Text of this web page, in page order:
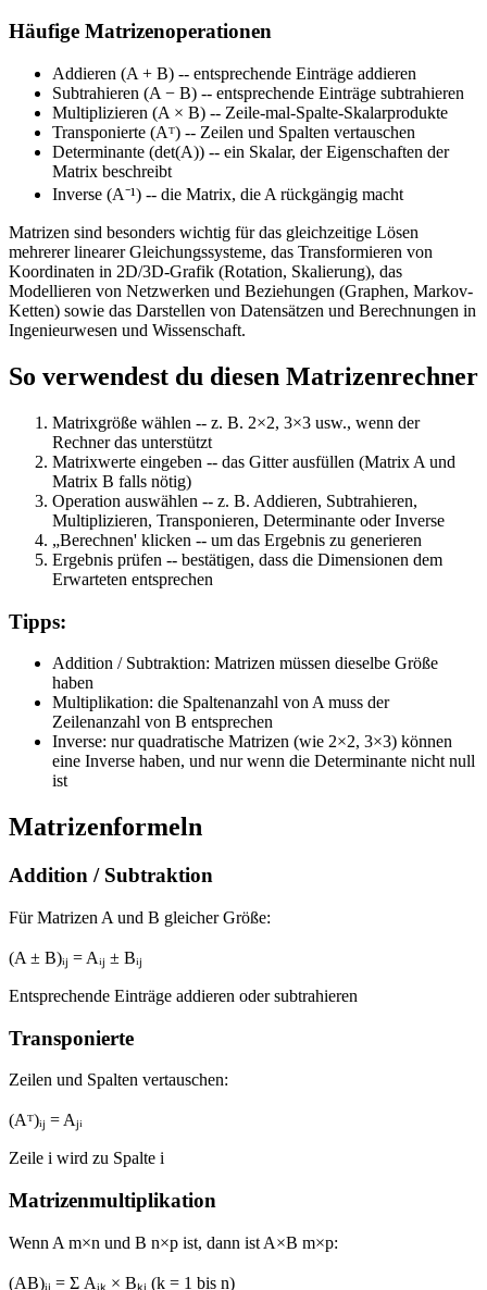
Häufige Matrizenoperationen
Addieren (A + B) -- entsprechende Einträge addieren
Subtrahieren (A − B) -- entsprechende Einträge subtrahieren
Multiplizieren (A × B) -- Zeile-mal-Spalte-Skalarprodukte
Transponierte (Aᵀ) -- Zeilen und Spalten vertauschen
Determinante (det(A)) -- ein Skalar, der Eigenschaften der
Matrix beschreibt
Inverse (A⁻¹) -- die Matrix, die A rückgängig macht
Matrizen sind besonders wichtig für das gleichzeitige Lösen
mehrerer linearer Gleichungssysteme, das Transformieren von
Koordinaten in 2D/3D-Grafik (Rotation, Skalierung), das
Modellieren von Netzwerken und Beziehungen (Graphen, Markov-
Ketten) sowie das Darstellen von Datensätzen und Berechnungen in
Ingenieurwesen und Wissenschaft.
So verwendest du diesen Matrizenrechner
Matrixgröße wählen -- z. B. 2×2, 3×3 usw., wenn der
Rechner das unterstützt
Matrixwerte eingeben -- das Gitter ausfüllen (Matrix A und
Matrix B falls nötig)
Operation auswählen -- z. B. Addieren, Subtrahieren,
Multiplizieren, Transponieren, Determinante oder Inverse
„Berechnen' klicken -- um das Ergebnis zu generieren
Ergebnis prüfen -- bestätigen, dass die Dimensionen dem
Erwarteten entsprechen
Tipps:
Addition / Subtraktion: Matrizen müssen dieselbe Größe
haben
Multiplikation: die Spaltenanzahl von A muss der
Zeilenanzahl von B entsprechen
Inverse: nur quadratische Matrizen (wie 2×2, 3×3) können
eine Inverse haben, und nur wenn die Determinante nicht null
ist
Matrizenformeln
Addition / Subtraktion
Für Matrizen A und B gleicher Größe:
(A ± B)ᵢⱼ = Aᵢⱼ ± Bᵢⱼ
Entsprechende Einträge addieren oder subtrahieren
Transponierte
Zeilen und Spalten vertauschen:
(Aᵀ)ᵢⱼ = Aⱼᵢ
Zeile i wird zu Spalte i
Matrizenmultiplikation
Wenn A m×n und B n×p ist, dann ist A×B m×p:
(AB)ᵢⱼ = Σ Aᵢₖ × Bₖⱼ (k = 1 bis n)